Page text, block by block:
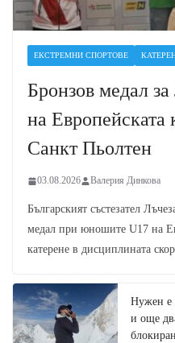
ЕКСТРЕМНИ СПОРТОВЕ
Бронзов медал
на Европейската
Санкт Пьолтен
03.08.2026 Валерия Динкова
Българският състезател
медал при юношите U17 на
катерене в дисциплината
Нужен е
и още